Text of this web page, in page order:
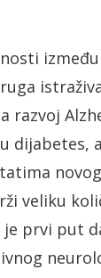
razvoj
dijabetes,
veliku
prvi put